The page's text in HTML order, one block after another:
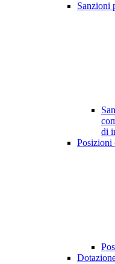
Sanzioni
di
Posizioni